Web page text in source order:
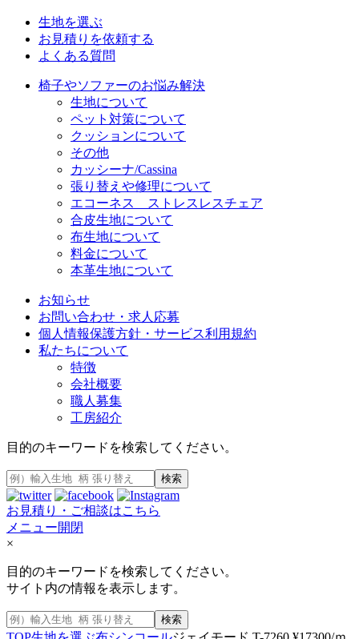
生地を選ぶ
お見積りを依頼する
よくある質問
椅子やソファーのお悩み解決
生地について
ペット対策について
クッションについて
その他
カッシーナ/Cassina
張り替えや修理について
エコーネス ストレスレスチェア
合皮生地について
布生地について
料金について
本革生地について
お知らせ
お問い合わせ・求人応募
個人情報保護方針・サービス利用規約
私たちについて
特徴
会社概要
職人募集
工房紹介
目的のキーワードを検索してください。
検索
お見積り・ご相談はこちら
メニュー開閉
×
目的のキーワードを検索してください。
サイト内の情報を表示します。
検索